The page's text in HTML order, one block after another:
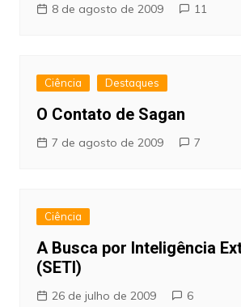
8 de agosto de 2009 11
Ciência Destaques
O Contato de Sagan
7 de agosto de 2009 7
Ciência
A Busca por Inteligência
(SETI)
26 de julho de 2009 6